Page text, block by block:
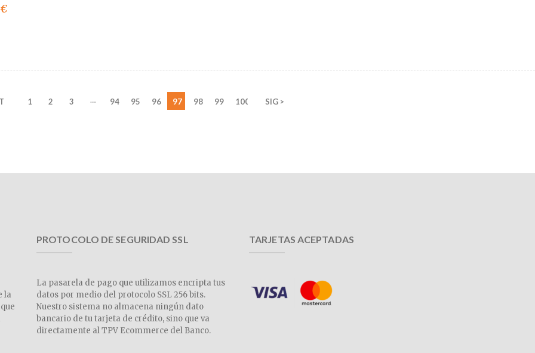
€
1 2 3 … 94 95 96 97 98 99 100 SIG >
la
PROTOCOLO DE SEGURIDAD SSL
La pasarela de pago que utilizamos encripta tus
datos por medio del protocolo SSL 256 bits.
Nuestro sistema no almacena ningún dato
bancario de tu tarjeta de crédito, sino que va
directamente al TPV Ecommerce del Banco.
TARJETAS ACEPTADAS